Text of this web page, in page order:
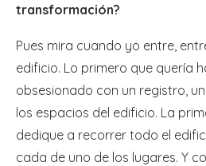
transformación?
Pues mira cuando yo entre,
edificio. Lo primero que quería
obsesionado con un registro,
los espacios del edificio. La
dedique a recorrer todo el
cada de uno de los lugares. Y